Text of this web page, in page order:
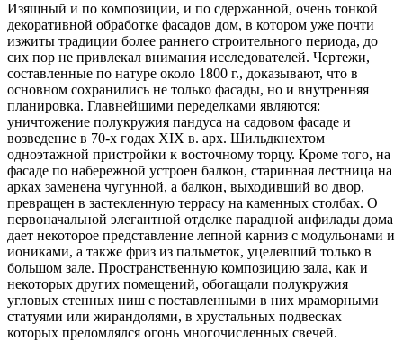
Изящный и по композиции, и по сдержанной, очень тонкой
декоративной обработке фасадов дом, в котором уже почти
изжиты традиции более раннего строительного периода, до
сих пор не привлекал внимания исследователей. Чертежи,
составленные по натуре около 1800 г., доказывают, что в
основном сохранились не только фасады, но и внутренняя
планировка. Главнейшими переделками являются:
уничтожение полукружия пандуса на садовом фасаде и
возведение в 70-х годах XIX в. арх. Шильдкнехтом
одноэтажной пристройки к восточному торцу. Кроме того, на
фасаде по набережной устроен балкон, старинная лестница на
арках заменена чугунной, а балкон, выходивший во двор,
превращен в застекленную террасу на каменных столбах. О
первоначальной элегантной отделке парадной анфилады дома
дает некоторое представление лепной карниз с модульонами и
иониками, а также фриз из пальметок, уцелевший только в
большом зале. Пространственную композицию зала, как и
некоторых других помещений, обогащали полукружия
угловых стенных ниш с поставленными в них мраморными
статуями или жирандолями, в хрустальных подвесках
которых преломлялся огонь многочисленных свечей.